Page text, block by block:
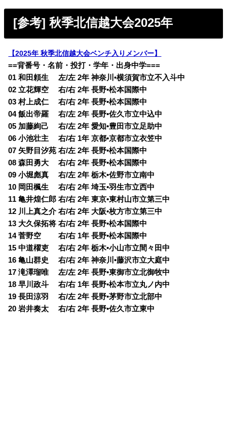
[参考] 秋季北信越大会2025年
【2025年 秋季北信越大会ベンチ入りメンバー】
==背番号・名前・投打・学年・出身中学===
01 和田頼生 左/左 2年 神奈川•横須賀市立不入斗中
02 立花輝空 右/右 2年 長野•松本国際中
03 村上成仁 右/右 2年 長野•松本国際中
04 飯出帝羅 右/左 2年 長野•佐久市立中込中
05 加藤絢己 右/左 2年 愛知•豊田市立足助中
06 小池壮主 右/右 1年 京都•京都市立衣笠中
07 矢野目汐苑 右/左 2年 長野•松本国際中
08 森田勇大 右/右 2年 長野•松本国際中
09 小堀彪真 右/左 2年 栃木•佐野市立南中
10 岡田楓生 右/右 2年 埼玉•羽生市立西中
11 亀井煌仁郎 右/右 2年 東京•東村山市立第三中
12 川上真之介 右/右 2年 大阪•枚方市立第三中
13 大久保拓将 右/右 2年 長野•松本国際中
14 菅野空 右/右 1年 長野•松本国際中
15 中道櫂吏 右/右 2年 栃木•小山市立間々田中
16 亀山群史 右/右 2年 神奈川•藤沢市立大庭中
17 滝澤瑠唯 左/左 2年 長野•東御市立北御牧中
18 早川政斗 右/右 1年 長野•松本市立丸ノ内中
19 長田涼羽 右/左 2年 長野•茅野市立北部中
20 岩井奏太 右/右 2年 長野•佐久市立東中